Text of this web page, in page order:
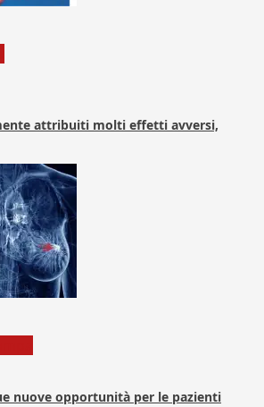
attribuiti molti effetti avversi,
nuove opportunità per le pazienti